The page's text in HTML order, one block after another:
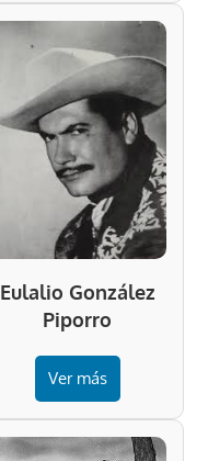
Eulalio González
Piporro
Ver más